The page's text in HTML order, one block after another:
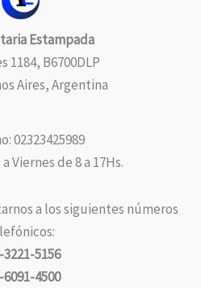
Estampada
1184, B6700DLP
Aires, Argentina
02323425989
Viernes de 8 a 17Hs.
a los siguientes números
3221-5156
6091-4500